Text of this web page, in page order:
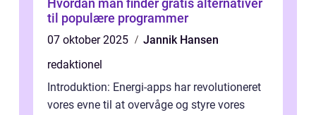
Hvordan man finder gratis alternativer
til populære programmer
07 oktober 2025
Jannik Hansen
redaktionel
Introduktion: Energi-apps har revolutioneret
vores evne til at overvåge og styre vores